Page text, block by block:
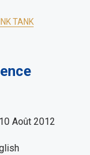
TANK
10 Août 2012